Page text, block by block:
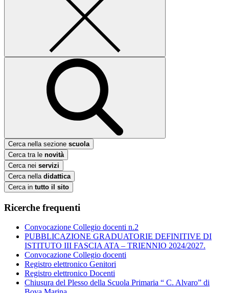
Cerca nella sezione scuola
Cerca tra le novità
Cerca nei servizi
Cerca nella didattica
Cerca in tutto il sito
Ricerche frequenti
Convocazione Collegio docenti n.2
PUBBLICAZIONE GRADUATORIE DEFINITIVE DI
ISTITUTO III FASCIA ATA – TRIENNIO 2024/2027.
Convocazione Collegio docenti
Registro elettronico Genitori
Registro elettronico Docenti
Chiusura del Plesso della Scuola Primaria “ C. Alvaro” di